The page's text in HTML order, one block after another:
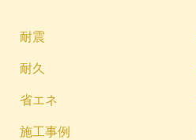
耐震
耐久
省エネ
施工事例